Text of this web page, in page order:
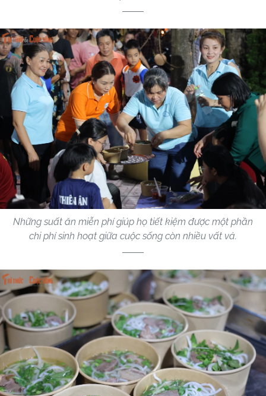
Những suất ăn miễn phí giúp họ tiết kiệm được một phần
chi phí sinh hoạt giữa cuộc sống còn nhiều vất vả.